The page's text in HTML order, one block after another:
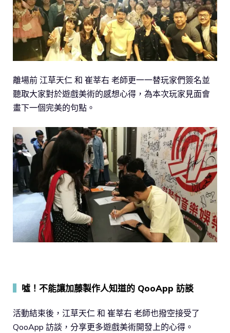
離場前 江草天仁 和 崔莘右 老師更一一替玩家們簽名並
聽取大家對於遊戲美術的感想心得，為本次玩家見面會
畫下一個完美的句點。
噓！不能讓加藤製作人知道的 QooApp 訪談
活動結束後，江草天仁 和 崔莘右 老師也撥空接受了
QooApp 訪談，分享更多遊戲美術開發上的心得。